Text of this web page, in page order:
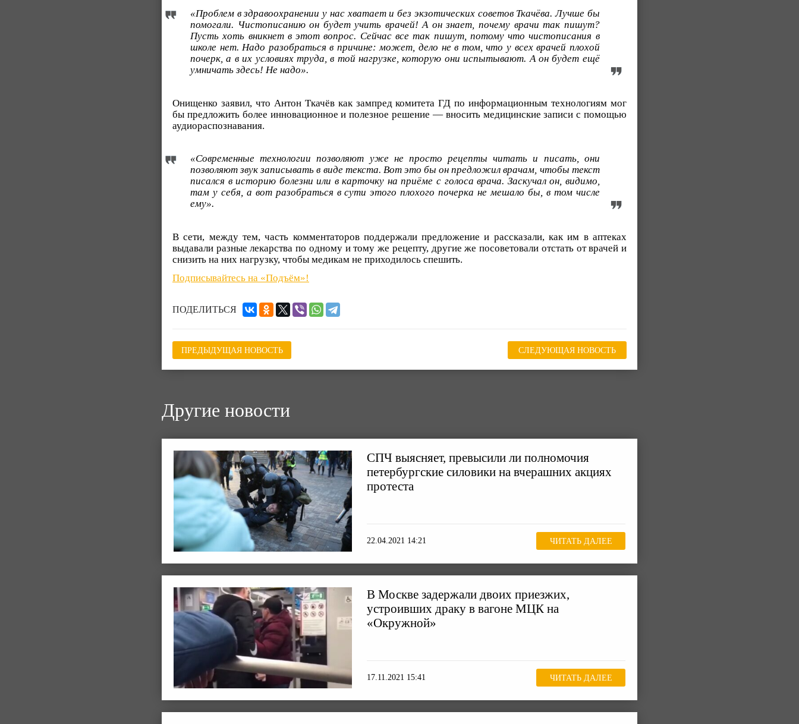
«Проблем в здравоохранении у нас хватает и без экзотических советов Ткачёва. Лучше бы
помогали. Чистописанию он будет учить врачей! А он знает, почему врачи так пишут?
Пусть хоть вникнет в этот вопрос. Сейчас все так пишут, потому что чистописания в
школе нет. Надо разобраться в причине: может, дело не в том, что у всех врачей плохой
почерк, а в их условиях труда, в той нагрузке, которую они испытывают. А он будет ещё
умничать здесь! Не надо».
Онищенко заявил, что Антон Ткачёв как зампред комитета ГД по информационным технологиям мог
бы предложить более инновационное и полезное решение — вносить медицинские записи с помощью
аудиораспознавания.
«Современные технологии позволяют уже не просто рецепты читать и писать, они
позволяют звук записывать в виде текста. Вот это бы он предложил врачам, чтобы текст
писался в историю болезни или в карточку на приёме с голоса врача. Заскучал он, видимо,
там у себя, а вот разобраться в сути этого плохого почерка не мешало бы, в том числе
ему».
В сети, между тем, часть комментаторов поддержали предложение и рассказали, как им в аптеках
выдавали разные лекарства по одному и тому же рецепту, другие же посоветовали отстать от врачей и
снизить на них нагрузку, чтобы медикам не приходилось спешить.
Подписывайтесь на «Подъём»!
ПОДЕЛИТЬСЯ
ПРЕДЫДУЩАЯ НОВОСТЬ СЛЕДУЮЩАЯ НОВОСТЬ
Другие новости
СПЧ выясняет, превысили ли полномочия
петербургские силовики на вчерашних акциях
протеста
22.04.2021 14:21 ЧИТАТЬ ДАЛЕЕ
В Москве задержали двоих приезжих,
устроивших драку в вагоне МЦК на
«Окружной»
17.11.2021 15:41 ЧИТАТЬ ДАЛЕЕ